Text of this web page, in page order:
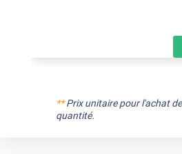
**Prix unitaire pour l'achat
quantité.